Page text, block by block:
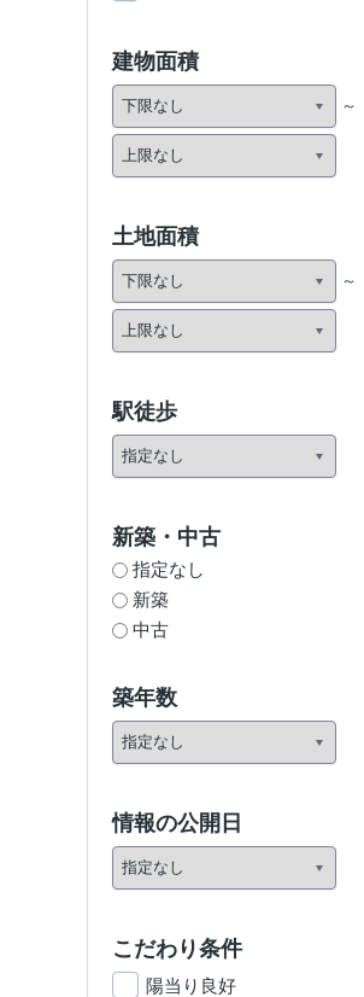
建物面積
土地面積
駅徒歩
新築・中古
指定なし
新築
中古
築年数
情報の公開日
こだわり条件
陽当り良好